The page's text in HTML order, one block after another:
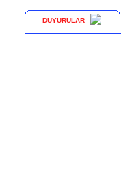
DUYURULAR